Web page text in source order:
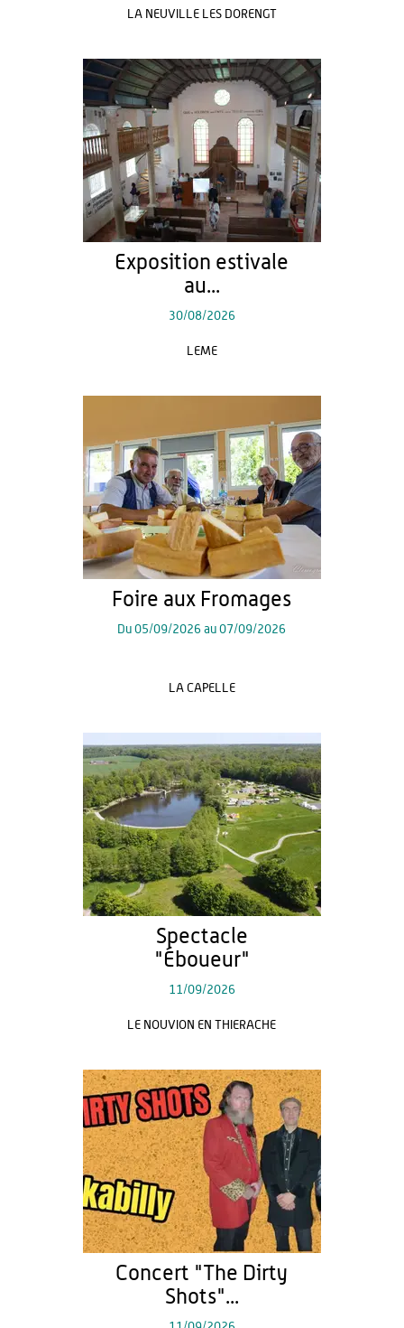
LA NEUVILLE LES DORENGT
Exposition estivale
au...
30/08/2026
LEME
Foire aux Fromages
Du05/09/2026 au07/09/2026
LA CAPELLE
Spectacle
"Éboueur"
11/09/2026
LE NOUVION EN THIERACHE
Concert "The Dirty
Shots"...